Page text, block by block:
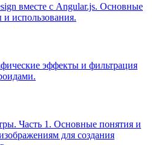
вместе с Angular.js. Основные
использования.
эффекты и фильтрация
Часть 1. Основные понятия и
для создания